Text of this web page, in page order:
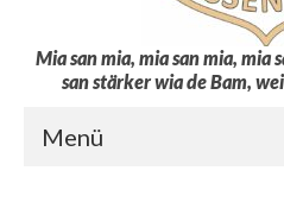
Mia san mia, mia san mia, mia
san stärker wia de Bam,
Menü